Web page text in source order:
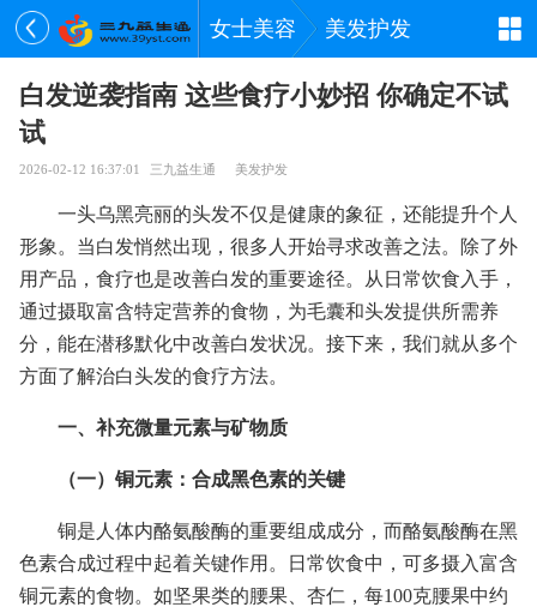
女士美容 美发护发
白发逆袭指南 这些食疗小妙招 你确定不试
试
2026-02-12 16:37:01 三九益生通 美发护发
一头乌黑亮丽的头发不仅是健康的象征，还能提升个人
形象。当白发悄然出现，很多人开始寻求改善之法。除了外
用产品，食疗也是改善白发的重要途径。从日常饮食入手，
通过摄取富含特定营养的食物，为毛囊和头发提供所需养
分，能在潜移默化中改善白发状况。接下来，我们就从多个
方面了解治白头发的食疗方法。
一、补充微量元素与矿物质
（一）铜元素：合成黑色素的关键
铜是人体内酪氨酸酶的重要组成成分，而酪氨酸酶在黑
色素合成过程中起着关键作用。日常饮食中，可多摄入富含
铜元素的食物。如坚果类的腰果、杏仁，每100克腰果中约